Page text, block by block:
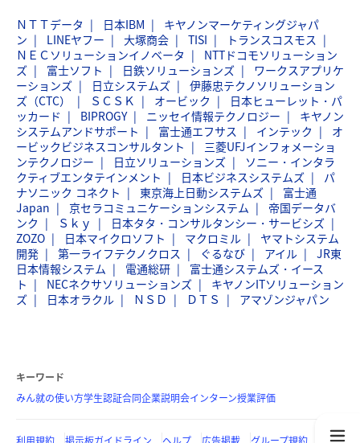
ＮＴＴデータ 日本IBM
キヤノンマーケティングジャパ
ン
LINEヤフー 大塚商会 TISI
トランスコスモス
ＮＥＣソリューションイノベータ
NTTドコモソリューション
ズ
富士ソフト 日鉄ソリューションズ
ワークスアプリケ
ーションズ
日立システムズ
伊藤忠テクノソリューション
ズ（CTC）
ＳＣＳＫ オービック
日本ヒューレット・パ
ッカード
BIPROGY ニッセイ情報テクノロジー
キヤノン
システムアンドサポート
富士通エフサス インテック
オ
ービックビジネスコンサルタント
三菱UFJインフォメーショ
ンテクノロジー
日立ソリューションズ
ソニー・インタラ
クティブエンタテインメント
日本ビジネスシステムズ
パ
ナソニック コネクト
東京海上日動システムズ
富士通
Japan
京セラコミュニケーションシステム
帝国データバ
ンク
Ｓｋｙ
日本タタ・コンサルタンシー・サービシズ
ZOZO
日本マイクロソフト マクロミル
ヤマトシステム
開発
第一ライフテクノクロス ぐるなび アイル
JR東
日本情報システム
電通総研
富士通システムズ・イース
ト
NECネクサソリューションズ
キヤノンITソリューション
ズ
日本オラクル ＮＳＤ ＤＴＳ アマゾンジャパン
キーワード
みん就の使い方学生認証合同企業説明会インターン授業評価